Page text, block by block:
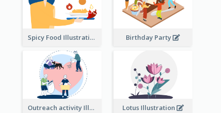
Spicy Food Illustration Birthday Party
Outreach activity Illustration Lotus Illustration